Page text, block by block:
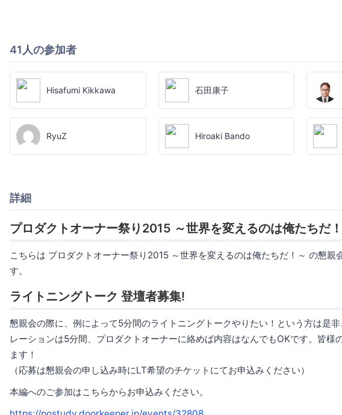
41人の参加者
Hisafumi Kikkawa 石田康子
RyuZ Hiroaki Bando
詳細
プロダクトオーナー祭り2015 ～世界を変えるのは俺たちだ！
こちらは プロダクトオーナー祭り2015 ～世界を変えるのは俺たちだ！～ の懇親
す。
ライトニングトーク 登壇者募集!
懇親会の際に、例によって5分間のライトニングトークやりたい！という方は是
レーションは5分間、プロダクトオーナーに絡めば内容はなんでもOKです。皆様
ます！
（応募は懇親会の申し込み時にLT希望のチケットにてお申込みください）
本編へのご参加はこちらからお申込みください。